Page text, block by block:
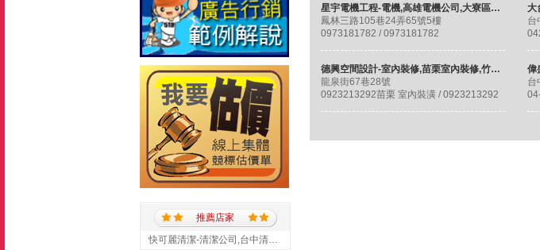
推薦店家
快可麗清潔-清潔公司,台中清潔公司,台中居家清潔
星宇電機工程-電機,高雄電機公司,大寮區電機,機電,高雄機電,電氣配電
鳳林三路105巷24弄65號5樓
0973181782 / 0973181782
台
德興空間設計-室內裝修,苗栗室內裝修,竹南室內裝潢
龍泉街67巷28號
0923213292苗栗 室內裝潢 / 0923213292
台